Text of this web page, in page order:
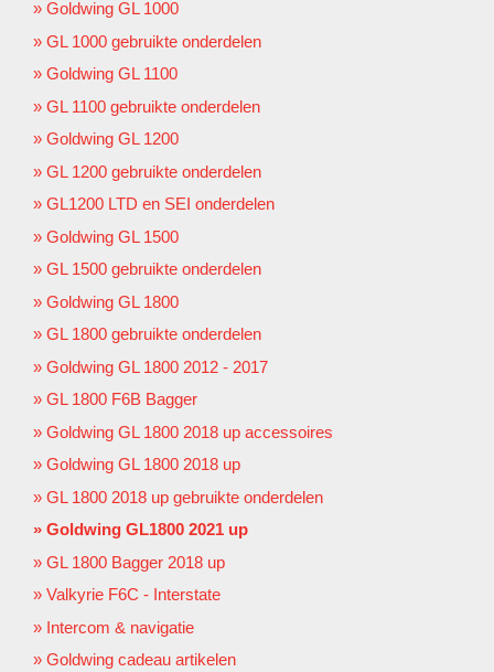
Goldwing GL 1000
GL 1000 gebruikte onderdelen
Goldwing GL 1100
GL 1100 gebruikte onderdelen
Goldwing GL 1200
GL 1200 gebruikte onderdelen
GL1200 LTD en SEI onderdelen
Goldwing GL 1500
GL 1500 gebruikte onderdelen
Goldwing GL 1800
GL 1800 gebruikte onderdelen
Goldwing GL 1800 2012 - 2017
GL 1800 F6B Bagger
Goldwing GL 1800 2018 up accessoires
Goldwing GL 1800 2018 up
GL 1800 2018 up gebruikte onderdelen
Goldwing GL1800 2021 up
GL 1800 Bagger 2018 up
Valkyrie F6C - Interstate
Intercom & navigatie
Goldwing cadeau artikelen